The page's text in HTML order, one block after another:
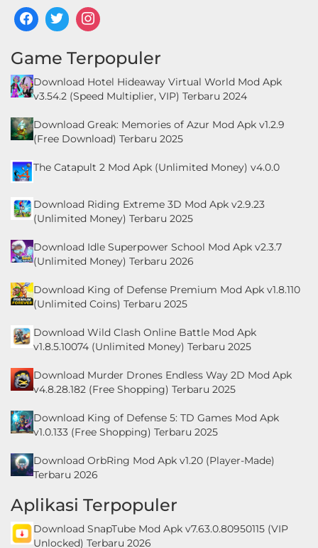
Game Terpopuler
Download Hotel Hideaway Virtual World Mod Apk
v3.54.2 (Speed Multiplier, VIP) Terbaru 2024
Download Greak: Memories of Azur Mod Apk v1.2.9
(Free Download) Terbaru 2025
The Catapult 2 Mod Apk (Unlimited Money) v4.0.0
Download Riding Extreme 3D Mod Apk v2.9.23
(Unlimited Money) Terbaru 2025
Download Idle Superpower School Mod Apk v2.3.7
(Unlimited Money) Terbaru 2026
Download King of Defense Premium Mod Apk v1.8.110
(Unlimited Coins) Terbaru 2025
Download Wild Clash Online Battle Mod Apk
v1.8.5.10074 (Unlimited Money) Terbaru 2025
Download Murder Drones Endless Way 2D Mod Apk
v4.8.28.182 (Free Shopping) Terbaru 2025
Download King of Defense 5: TD Games Mod Apk
v1.0.133 (Free Shopping) Terbaru 2025
Download OrbRing Mod Apk v1.20 (Player-Made)
Terbaru 2026
Aplikasi Terpopuler
Download SnapTube Mod Apk v7.63.0.80950115 (VIP
Unlocked) Terbaru 2026